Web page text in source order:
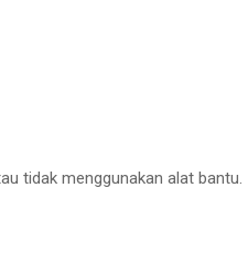
tidak menggunakan alat bantu.